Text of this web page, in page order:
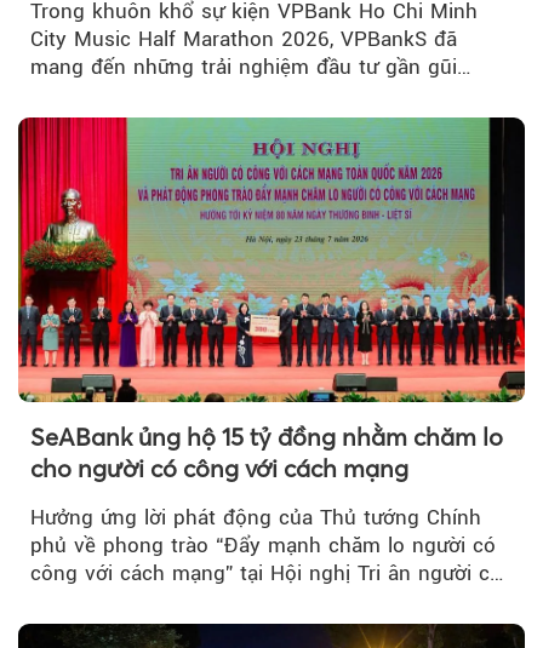
Trong khuôn khổ sự kiện VPBank Ho Chi Minh
City Music Half Marathon 2026, VPBankS đã
mang đến những trải nghiệm đầu tư gần gũi
SeABank ủng hộ 15 tỷ đồng nhằm chăm lo
cho người có công với cách mạng
Hưởng ứng lời phát động của Thủ tướng Chính
phủ về phong trào “Đẩy mạnh chăm lo người có
công với cách mạng” tại Hội nghị Tri ân người có